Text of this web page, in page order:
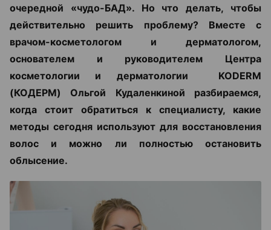
очередной «чудо-БАД». Но что делать, чтобы
действительно решить проблему? Вместе с
врачом-косметологом и дерматологом,
основателем и руководителем Центра
косметологии и дерматологии KODERM
(КОДЕРМ) Ольгой Кудаленкиной разбираемся,
когда стоит обратиться к специалисту, какие
методы сегодня используют для восстановления
волос и можно ли полностью остановить
облысение.